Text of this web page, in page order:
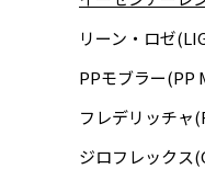
リーン・ロゼ
PPモブラー(PP
フレデリッチャ
ジロフレックス